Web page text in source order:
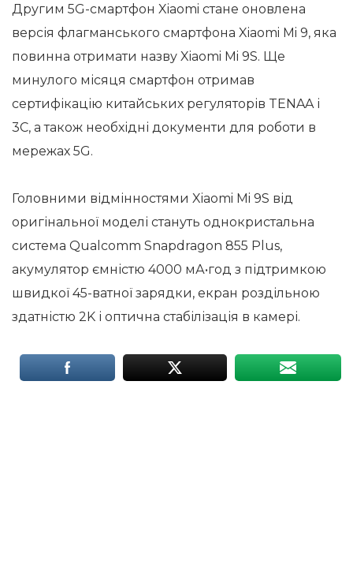
Другим 5G-смартфон Xiaomi стане оновлена
версія флагманського смартфона Xiaomi Mi 9, яка
повинна отримати назву Xiaomi Mi 9S. Ще
минулого місяця смартфон отримав
сертифікацію китайських регуляторів TENAA і
3C, а також необхідні документи для роботи в
мережах 5G.
Головними відмінностями Xiaomi Mi 9S від
оригінальної моделі стануть однокристальна
система Qualcomm Snapdragon 855 Plus,
акумулятор ємністю 4000 мА•год з підтримкою
швидкої 45-ватної зарядки, екран роздільною
здатністю 2K і оптична стабілізація в камері.